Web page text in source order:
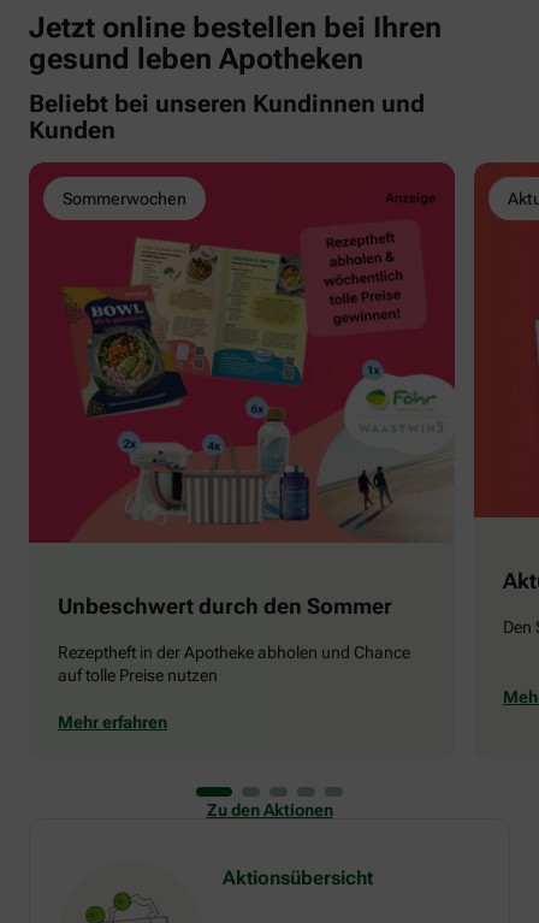
Jetzt online bestellen bei Ihren
gesund leben Apotheken
Beliebt bei unseren Kundinnen und
Kunden
Sommerwochen
Unbeschwert durch den Sommer
Rezeptheft in der Apotheke abholen und Chance
auf tolle Preise nutzen
Mehr erfahren
Den
Zu den Aktionen
Aktionsübersicht